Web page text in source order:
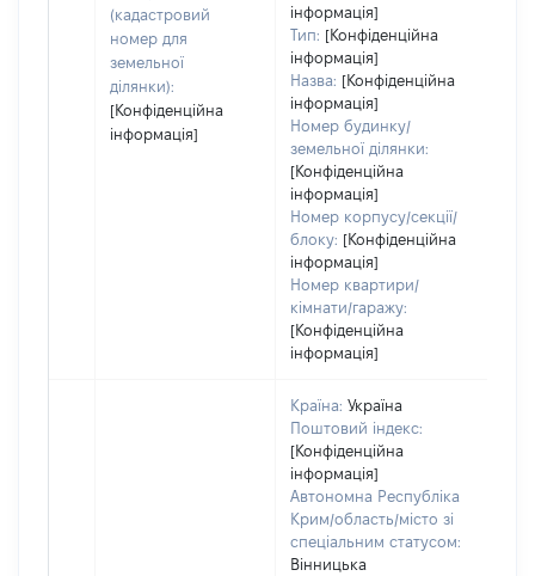
(кадастровий
номер для
земельної
ділянки):
[Конфіденційна
інформація]
інформація]
Тип: [Конфіденційна
інформація]
Назва: [Конфіденційна
інформація]
Номер будинку/
земельної ділянки:
[Конфіденційна
інформація]
Номер корпусу/секції/
блоку: [Конфіденційна
інформація]
Номер квартири/
кімнати/гаражу:
[Конфіденційна
інформація]
Країна: Україна
Поштовий індекс:
[Конфіденційна
інформація]
Автономна Республіка
Крим/область/місто зі
спеціальним статусом:
Вінницька